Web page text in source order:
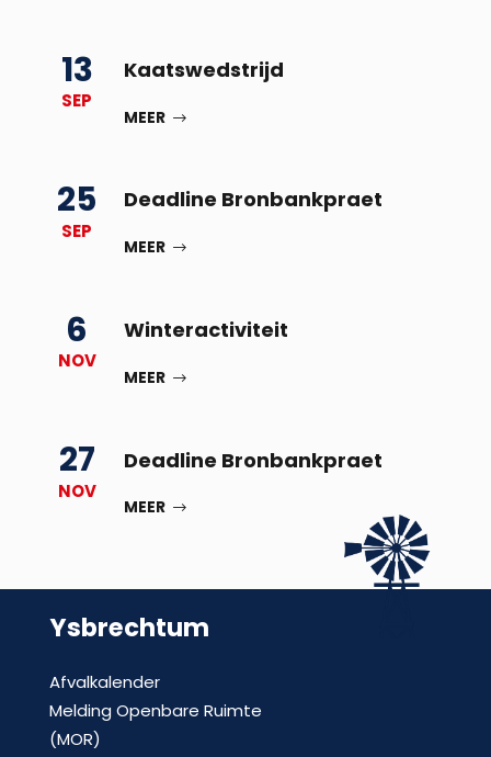
13
SEP
Kaatswedstrijd
MEER
25
SEP
Deadline Bronbankpraet
MEER
6
NOV
Winteractiviteit
MEER
27
NOV
Deadline Bronbankpraet
MEER
Ysbrechtum
Afvalkalender
Melding Openbare Ruimte
(MOR)